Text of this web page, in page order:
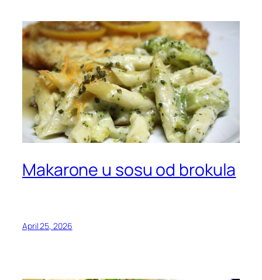
Makarone u sosu od brokula
April 25, 2026